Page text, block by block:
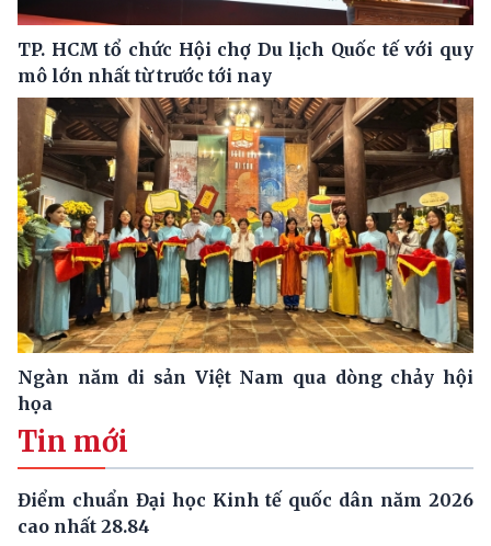
TP. HCM tổ chức Hội chợ Du lịch Quốc tế với quy
mô lớn nhất từ trước tới nay
Ngàn năm di sản Việt Nam qua dòng chảy hội
họa
Tin mới
Điểm chuẩn Đại học Kinh tế quốc dân năm 2026
cao nhất 28.84